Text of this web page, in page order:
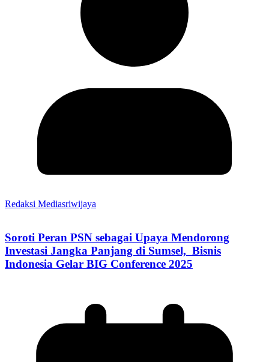
Redaksi Mediasriwijaya
Soroti Peran PSN sebagai Upaya Mendorong
Investasi Jangka Panjang di Sumsel, Bisnis
Indonesia Gelar BIG Conference 2025